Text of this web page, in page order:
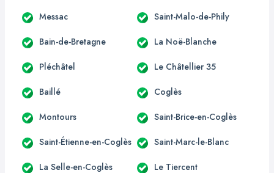
Messac Saint-Malo-de-Phily
Bain-de-Bretagne La Noë-Blanche
Pléchâtel Le Châtellier 35
Baillé Coglès
Montours Saint-Brice-en-Coglès
Saint-Étienne-en-Coglès Saint-Marc-le-Blanc
La Selle-en-Coglès Le Tiercent